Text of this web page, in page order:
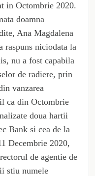
in Octombrie 2020.
doamna
Ana Magdalena
raspuns niciodata la
nu a fost capabila
de radiere, prin
vanzarea
ca din Octombrie
doua hartii
Bank si cea de la
Decembrie 2020,
de agentie de
stiu numele